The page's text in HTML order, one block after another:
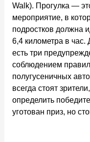
Walk). Прогулка —
мероприятие, в
подростков должна
6,4 километра в час.
есть три
соблюдением
полугусеничных
всегда стоят
определить
уготован приз, но